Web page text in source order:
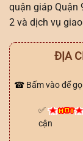
quận giáp Quận
2 và dịch vụ
ĐỊA
☎ Bấm vào để
✅
cận